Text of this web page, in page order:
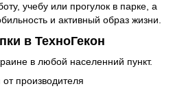
учебу или прогулок в парке, а
и активный образ жизни.
в ТехноГекон
в любой населенний пункт.
производителя